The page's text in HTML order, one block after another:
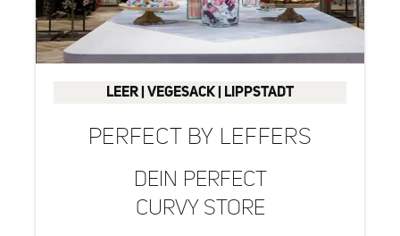
LEER | VEGESACK | LIPPSTADT
PERFECT BY LEFFERS
DEIN PERFECT
CURVY STORE